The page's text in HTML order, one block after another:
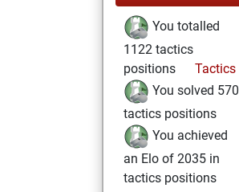
You totalled
1122 tactics
positions
Tactics
You solved 570
tactics positions
You achieved
an Elo of 2035 in
tactics positions